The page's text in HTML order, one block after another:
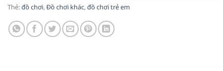
Thẻ:đồ chơi,Đồ chơi khác,đồ chơi trẻ em